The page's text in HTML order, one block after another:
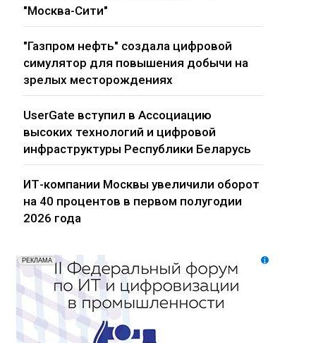
"Москва-Сити"
"Газпром нефть" создала цифровой
симулятор для повышения добычи на
зрелых месторождениях
UserGate вступил в Ассоциацию
высоких технологий и цифровой
инфраструктуры Республики Беларусь
ИТ-компании Москвы увеличили оборот
на 40 процентов в первом полугодии
2026 года